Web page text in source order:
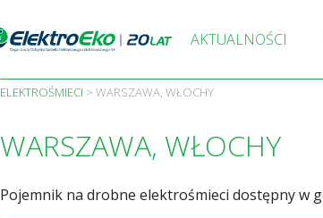
AKTUALNOŚCI
ELEKTROŚMIECI > WARSZAWA, WŁOCHY
WARSZAWA, WŁOCHY
Pojemnik na drobne elektrośmieci dostępny w